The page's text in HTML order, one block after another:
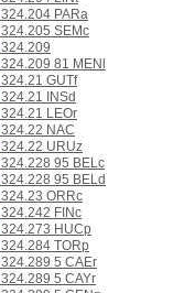
324.204 PARa
324.205 SEMc
324.209
324.209 81 MENl
324.21 GUTf
324.21 INSd
324.21 LEOr
324.22 NAC
324.22 URUz
324.228 95 BELc
324.228 95 BELd
324.23 ORRc
324.242 FINc
324.273 HUCp
324.284 TORp
324.289 5 CAEr
324.289 5 CAYr